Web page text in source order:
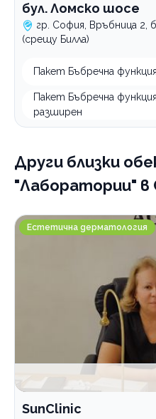
бул. Ломско шосе
гр. София, Връбница 2,
(срещу Билла)
Пакет Бъбречна функция
Пакет Бъбречна
разширен
Други близки
"Лаборатории" в
SunClinic
Естетична дерматология
SunClinic
Медицински услуги
Рехабилитация